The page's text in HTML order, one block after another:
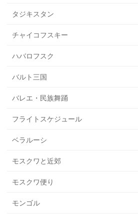
タジキスタン
チャイコフスキー
ハバロフスク
バルト三国
バレエ・民族舞踊
フライトスケジュール
ベラルーシ
モスクワと近郊
モスクワ便り
モンゴル